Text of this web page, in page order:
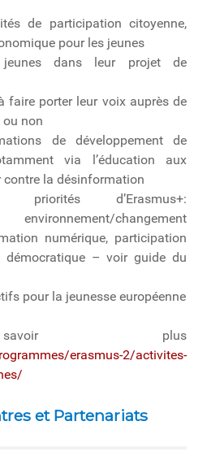
de participation citoyenne,
pour les jeunes
jeunes dans leur projet de
faire porter leur voix auprès de
non
de développement de
via l’éducation aux
contre la désinformation
priorités d’Erasmus+:
environnement/changement
numérique, participation
– voir guide du
pour la jeunesse européenne
plus
erasmus-2/activites-
et Partenariats